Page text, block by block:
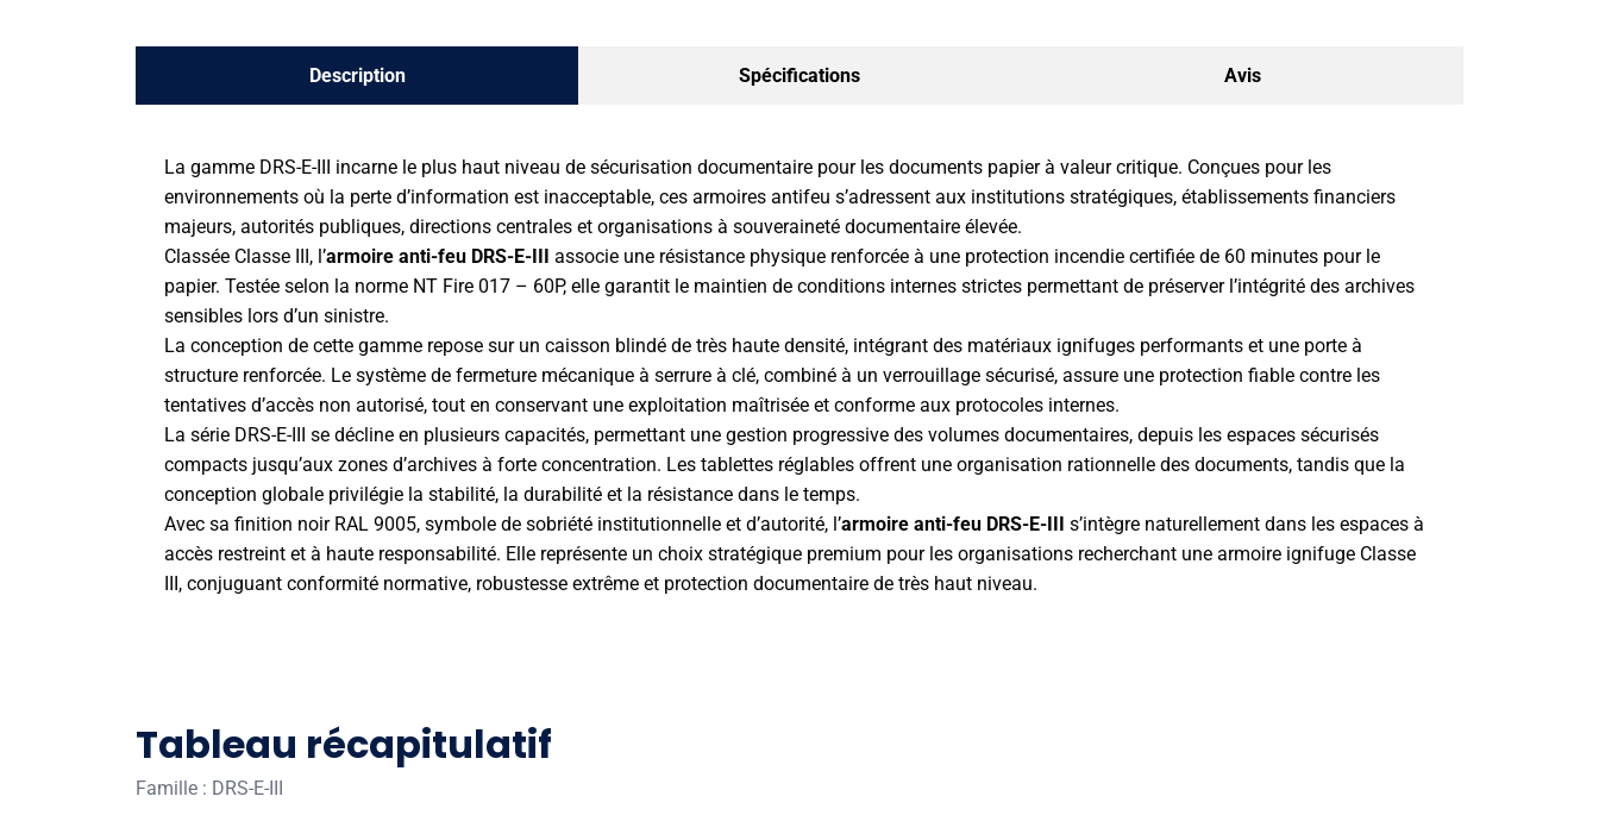
Description Spécifications Avis
La gamme DRS-E-III incarne le plus haut niveau de sécurisation documentaire pour les documents papier à valeur critique. Conçues pour les
environnements où la perte d’information est inacceptable, ces armoires antifeu s’adressent aux institutions stratégiques, établissements financiers
majeurs, autorités publiques, directions centrales et organisations à souveraineté documentaire élevée.
Classée Classe III, l’armoire anti-feu DRS-E-III associe une résistance physique renforcée à une protection incendie certifiée de 60 minutes pour le
papier. Testée selon la norme NT Fire 017 – 60P, elle garantit le maintien de conditions internes strictes permettant de préserver l’intégrité des archives
sensibles lors d’un sinistre.
La conception de cette gamme repose sur un caisson blindé de très haute densité, intégrant des matériaux ignifuges performants et une porte à
structure renforcée. Le système de fermeture mécanique à serrure à clé, combiné à un verrouillage sécurisé, assure une protection fiable contre les
tentatives d’accès non autorisé, tout en conservant une exploitation maîtrisée et conforme aux protocoles internes.
La série DRS-E-III se décline en plusieurs capacités, permettant une gestion progressive des volumes documentaires, depuis les espaces sécurisés
compacts jusqu’aux zones d’archives à forte concentration. Les tablettes réglables offrent une organisation rationnelle des documents, tandis que la
conception globale privilégie la stabilité, la durabilité et la résistance dans le temps.
Avec sa finition noir RAL 9005, symbole de sobriété institutionnelle et d’autorité, l’armoire anti-feu DRS-E-III s’intègre naturellement dans les espaces à
accès restreint et à haute responsabilité. Elle représente un choix stratégique premium pour les organisations recherchant une armoire ignifuge Classe
III, conjuguant conformité normative, robustesse extrême et protection documentaire de très haut niveau.
Tableau récapitulatif
Famille : DRS-E-III